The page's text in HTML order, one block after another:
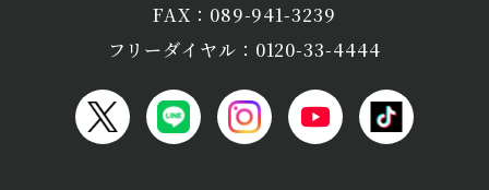
FAX：089-941-3239
フリーダイヤル：0120-33-4444